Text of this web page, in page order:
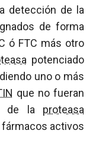
detección de la
de forma
ó FTC más otro
potenciado
uno o más
que no fueran
de la proteasa
activos